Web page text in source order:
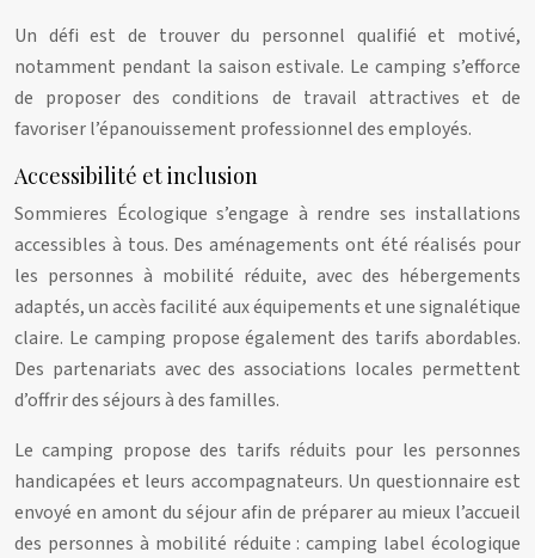
Un défi est de trouver du personnel qualifié et motivé,
notamment pendant la saison estivale. Le camping s’efforce
de proposer des conditions de travail attractives et de
favoriser l’épanouissement professionnel des employés.
Accessibilité et inclusion
Sommieres Écologique s’engage à rendre ses installations
accessibles à tous. Des aménagements ont été réalisés pour
les personnes à mobilité réduite, avec des hébergements
adaptés, un accès facilité aux équipements et une signalétique
claire. Le camping propose également des tarifs abordables.
Des partenariats avec des associations locales permettent
d’offrir des séjours à des familles.
Le camping propose des tarifs réduits pour les personnes
handicapées et leurs accompagnateurs. Un questionnaire est
envoyé en amont du séjour afin de préparer au mieux l’accueil
des personnes à mobilité réduite : camping label écologique